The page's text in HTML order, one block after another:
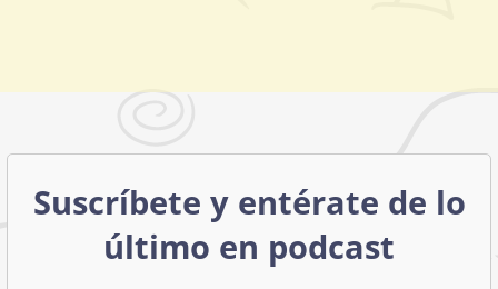
Suscríbete y entérate de lo
último en podcast